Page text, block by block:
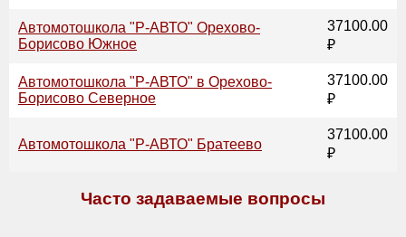
Автомотошкола "Р-АВТО" Орехово-
Борисово Южное
37100.00
₽
Автомотошкола "Р-АВТО" в Орехово-
Борисово Северное
37100.00
₽
Автомотошкола "Р-АВТО" Братеево
37100.00
₽
Часто задаваемые вопросы